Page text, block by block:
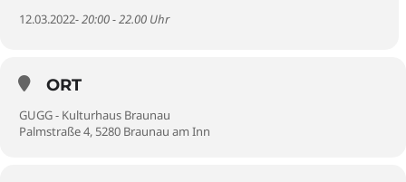
12.03.2022- 20:00 - 22.00 Uhr
ORT
GUGG - Kulturhaus Braunau
Palmstraße 4, 5280 Braunau am Inn